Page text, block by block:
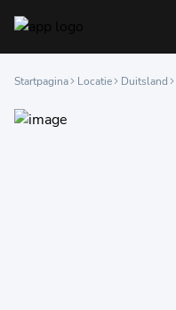
Startpagina Locatie Duitsland